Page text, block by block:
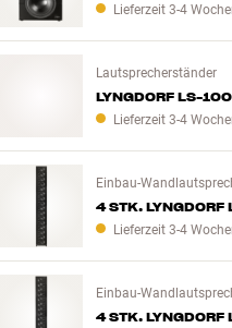
Bauen mit Klang Lieferzeit 3-4
Lautsprecherständer
LYNGDORF LS-
Lieferzeit 3-4
Einbau-
4 STK.
Lieferzeit 3-4
Einbau-
4 STK.